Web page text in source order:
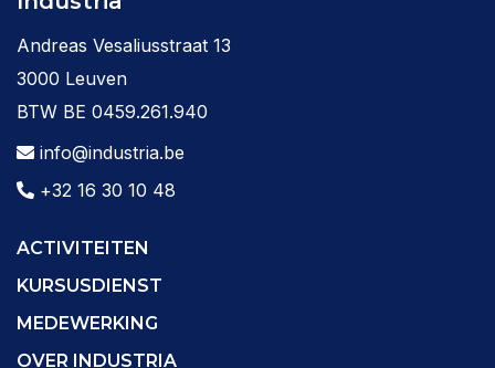
Andreas Vesaliusstraat 13
3000 Leuven
BTW BE 0459.261.940
info@industria.be
+32 16 30 10 48
ACTIVITEITEN
KURSUSDIENST
MEDEWERKING
OVER INDUSTRIA